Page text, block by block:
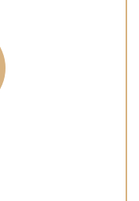
s'enracine dans la